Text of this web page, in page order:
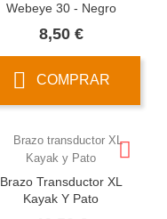
Webeye 30 - Negro
8,50 €Precio
COMPRAR
Brazo Transductor XL
Kayak Y Pato